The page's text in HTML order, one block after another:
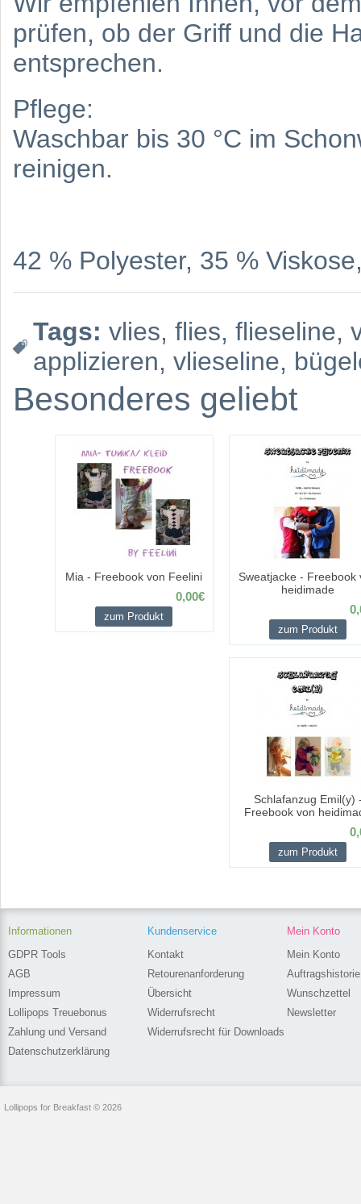
prüfen, ob der Griff und die
entsprechen.
Pflege:
Waschbar bis 30 °C im
reinigen.
42 % Polyester, 35 %
Tags: vlies, flies, flieseline,
applizieren, vlieseline,
Besonderes geliebt
Mia - Freebook von Feelini
0,00€
zum Produkt
Sweatjacke - Freebook
heidimade
zum Produkt
Schlafanzug Emil(y)
Freebook von
zum Produkt
Mein Konto
Mein Konto
Auftragshistorie
Wunschzettel
Newsletter
Kundenservice
Kontakt
Retourenanforderung
Übersicht
Widerrufsrecht
Widerrufsrecht für Downloads
Informationen
GDPR Tools
AGB
Impressum
Lollipops Treuebonus
Zahlung und Versand
Datenschutzerklärung
Lollipops for Breakfast © 2026